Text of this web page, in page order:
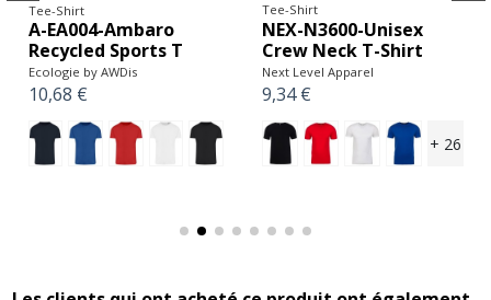
Tee-Shirt
A-EA004-Ambaro
Recycled Sports T
Ecologie by AWDis
10,68 €
Tee-Shirt
NEX-N3600-Unisex
Crew Neck T-Shirt
Next Level Apparel
9,34 €
+ 26